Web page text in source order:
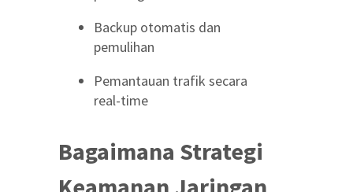
Backup otomatis dan
pemulihan
Pemantauan trafik secara
real-time
Bagaimana Strategi